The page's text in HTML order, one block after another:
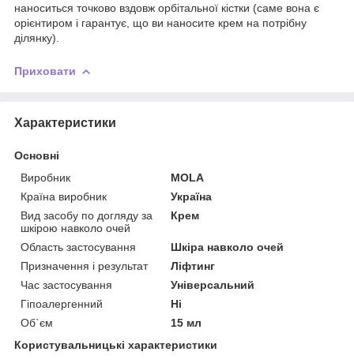
наноситься точково вздовж орбітальної кістки (саме вона є
орієнтиром і гарантує, що ви наносите крем на потрібну
ділянку).
Приховати
Характеристики
Основні
Виробник
MOLA
Країна виробник
Україна
Вид засобу по догляду за
шкірою навколо очей
Крем
Область застосування
Шкіра навколо очей
Призначення і результат
Ліфтинг
Час застосування
Універсальний
Гіпоалергенний
Ні
Об`єм
15 мл
Користувальницькі характеристики